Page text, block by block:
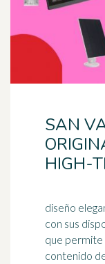
SAN
HIGH-
diseño
con sus
que
contenido